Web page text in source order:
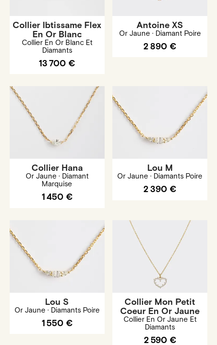
Collier Ibtissame Flex
En Or Blanc
Collier En Or Blanc Et
Diamants
13 700 €
Antoine XS
Or Jaune · Diamant Poire
2 890 €
Collier Hana
Or Jaune · Diamant
Marquise
1 450 €
Lou M
Or Jaune · Diamants Poire
2 390 €
Lou S
Or Jaune · Diamants Poire
1 550 €
Collier Mon Petit
Coeur En Or Jaune
Collier En Or Jaune Et
Diamants
2 590 €